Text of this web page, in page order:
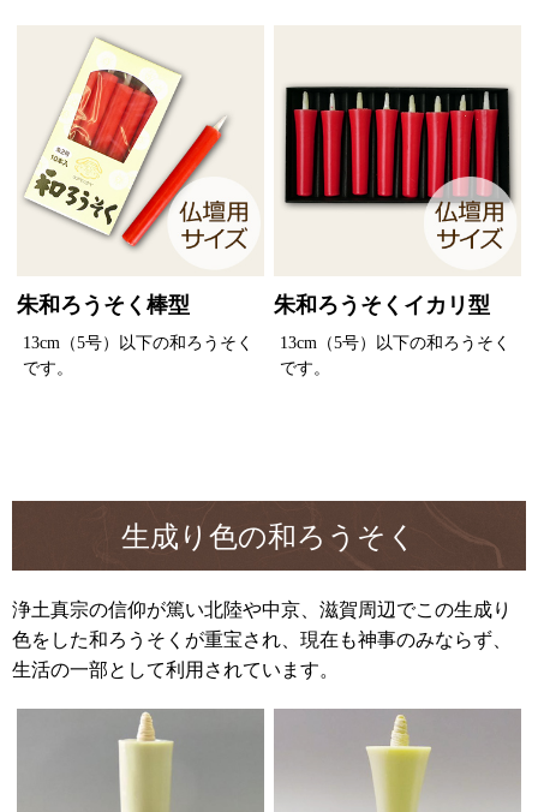
朱和ろうそく棒型
13cm（5号）以下の和ろうそく
です。
朱和ろうそくイカリ型
13cm（5号）以下の和ろうそく
です。
生成り色の和ろうそく
浄土真宗の信仰が篤い北陸や中京、滋賀周辺でこの生成り
色をした和ろうそくが重宝され、現在も神事のみならず、
生活の一部として利用されています。